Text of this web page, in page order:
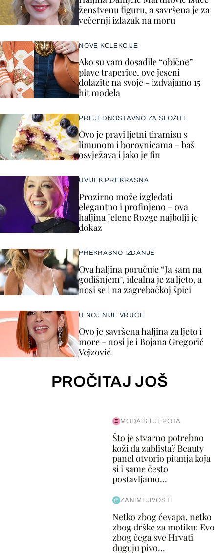
ženstvenu figuru, a savršena je za
večernji izlazak na moru
NOVE KOLEKCIJE
Ako su vam dosadile “obične”
plave traperice, ove jeseni
dolazite na svoje - izdvajamo 15
hit modela
PREJEDNOSTAVNO ZA SLOŽITI
Ovo je pravi ljetni tiramisu s
limunom i borovnicama – baš
osvježava i jako je fin
UVIJEK PREKRASNA
Prozirno može izgledati
elegantno i profinjeno – ova
haljina Jelene Rozge najbolji je
dokaz
PREKRASNO IZDANJE
Ova haljina poručuje “Ja sam na
godišnjem”, idealna je za ljeto, a
nosi se i na zagrebačkoj špici
U NOJ NIJE VRUĆE
Ovo je savršena haljina za ljeto i
more - nosi je i Bojana Gregorić
Vejzović
PROČITAJ JOŠ
MODA & LJEPOTA
Što je stvarno potrebno
koži da zablista? Beauty
panel otvorio pitanja koja
si i same često
postavljamo...
ZANIMLJIVOSTI
Netko zbog ćevapa, netko
zbog drške za motiku: Evo
zbog čega sve Hrvati
duguju pivo...